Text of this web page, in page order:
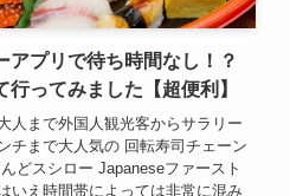
アプリで待ち時間なし！？
行ってみました【超便利】
人まで外国人観光客からサラリー
チまで大人気の 回転寿司チェーン
どスシロー Japaneseファースト
いえ時間帯によっては非常に混み